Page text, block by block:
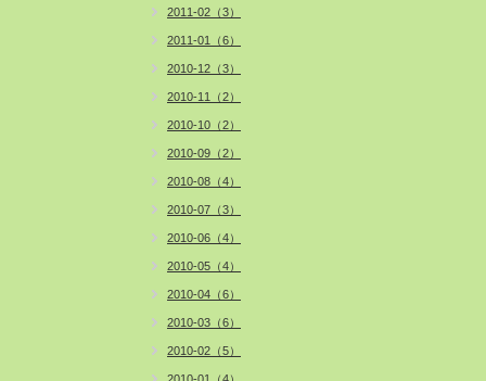
2011-02（3）
2011-01（6）
2010-12（3）
2010-11（2）
2010-10（2）
2010-09（2）
2010-08（4）
2010-07（3）
2010-06（4）
2010-05（4）
2010-04（6）
2010-03（6）
2010-02（5）